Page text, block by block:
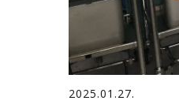
2025.01.27.